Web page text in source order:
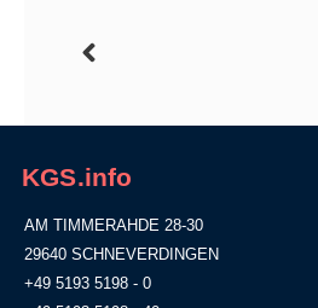
KGS.info
AM TIMMERAHDE 28-30
29640 SCHNEVERDINGEN
+49 5193 5198 - 0